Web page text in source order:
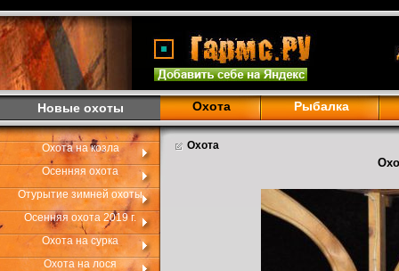
Новые охоты Охота Рыбалка
Охота на козла
Осенняя охота
Отурытие зимней охоты
Осенняя охота 2019 г.
Охота на сурка
Охота на лося
Охота